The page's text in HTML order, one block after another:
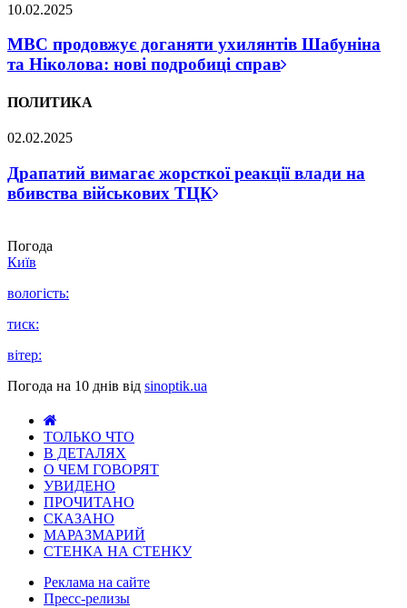
10.02.2025
МВС продовжує доганяти ухилянтів Шабуніна
та Ніколова: нові подробиці справ
ПОЛИТИКА
02.02.2025
Драпатий вимагає жорсткої реакції влади на
вбивства військових ТЦК
Погода
Київ
вологість:
тиск:
вітер:
Погода на 10 днів від sinoptik.ua
ТОЛЬКО ЧТО
В ДЕТАЛЯХ
О ЧЕМ ГОВОРЯТ
УВИДЕНО
ПРОЧИТАНО
СКАЗАНО
МАРАЗМАРИЙ
СТЕНКА НА СТЕНКУ
Реклама на сайте
Пресс-релизы